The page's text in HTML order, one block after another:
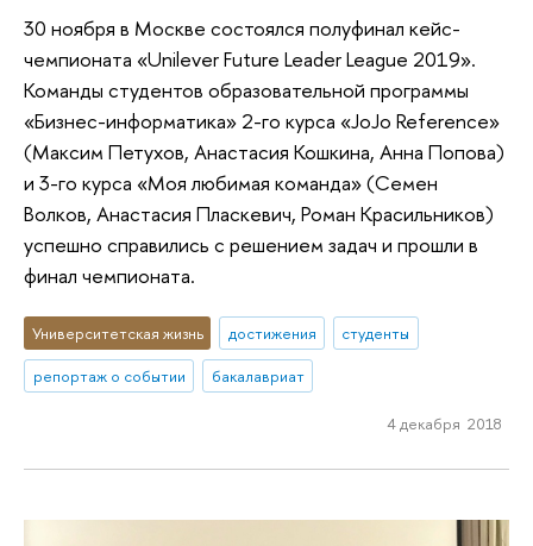
30 ноября в Москве состоялся полуфинал кейс-
чемпионата «Unilever Future Leader League 2019».
Команды студентов образовательной программы
«Бизнес-информатика» 2-го курса «JoJo Reference»
(Максим Петухов, Анастасия Кошкина, Анна Попова)
и 3-го курса «Моя любимая команда» (Семен
Волков, Анастасия Пласкевич, Роман Красильников)
успешно справились с решением задач и прошли в
финал чемпионата.
Университетская жизнь достижения
студенты
репортаж о событии
бакалавриат
4 декабря 2018